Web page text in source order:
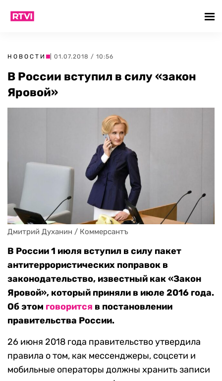
НОВОСТИ | 01.07.2018 / 10:56
В России вступил в силу «закон
Яровой»
Дмитрий Духанин / Коммерсантъ
В России 1 июля вступил в силу пакет
антитеррористических поправок в
законодательство, известный как «Закон
Яровой», который приняли в июле 2016 года.
Об этом говорится в постановлении
правительства России.
26 июня 2018 года правительство утвердила
правила о том, как мессенджеры, соцсети и
мобильные операторы должны хранить записи